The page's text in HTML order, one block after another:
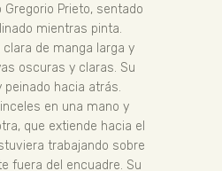
DIBUJO
Prieto, sentado
mientras pinta.
de manga larga y
oscuras y claras. Su
hacia atrás.
en una mano y
que extiende hacia el
trabajando sobre
fuera del encuadre. Su